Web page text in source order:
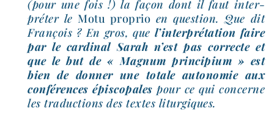
(pour une fois !) la façon dont il faut inter­
pré­ter leMotu pro­prio en ques­tion. Que dit
François ? En gros, que l’interprétation faire
par le car­di­nal Sarah n’est pas cor­recte et
que le but de « Magnum prin­ci­pium » est
bien de don­ner une totale auto­no­mie aux
confé­rences épis­co­pales pour ce qui concerne
les tra­duc­tions des textes liturgiques.